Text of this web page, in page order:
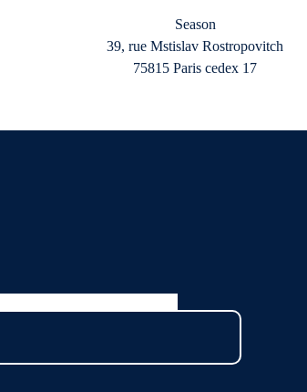
Season
39, rue Mstislav Rostropovitch
75815 Paris cedex 17